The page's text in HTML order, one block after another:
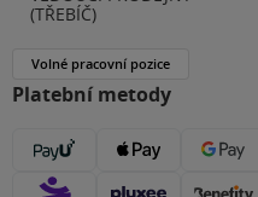
(TŘEBÍČ)
Volné pracovní pozice
Platební metody